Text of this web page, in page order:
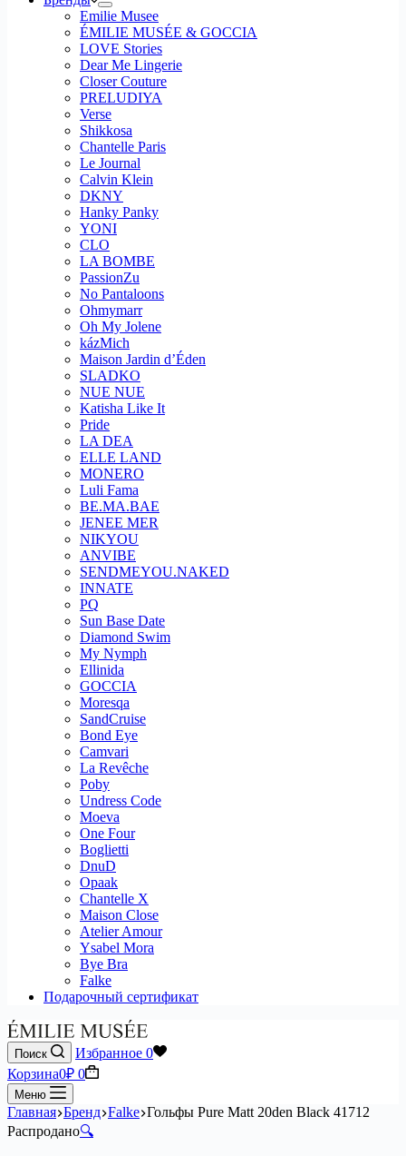
Emilie Musee
ÉMILIE MUSÉE & GOCCIA
LOVE Stories
Dear Me Lingerie
Closer Couture
PRELUDIYA
Verse
Shikkosa
Chantelle Paris
Le Journal
Calvin Klein
DKNY
Hanky Panky
YONI
CLO
LA BOMBE
PassionZu
No Pantaloons
Ohmymarr
Oh My Jolene
kázMich
Maison Jardin d’Éden
SLADKO
NUE NUE
Katisha Like It
Pride
LA DEA
ELLE LAND
MONERO
Luli Fama
BE.MA.BAE
JENEE MER
NIKYOU
ANVIBE
SENDMEYOU.NAKED
INNATE
PQ
Sun Base Date
Diamond Swim
My Nymph
Ellinida
GOCCIA
Moresqa
SandCruise
Bond Eye
Camvari
La Revêche
Poby
Undress Code
Moeva
One Four
Boglietti
DnuD
Opaak
Chantelle X
Maison Close
Atelier Amour
Ysabel Mora
Bye Bra
Falke
Подарочный сертификат
Поиск Избранное 0
Корзина0₽ 0
Меню
Главная Бренд Falke Гольфы Pure Matt 20den Black 41712
Распродано🔍